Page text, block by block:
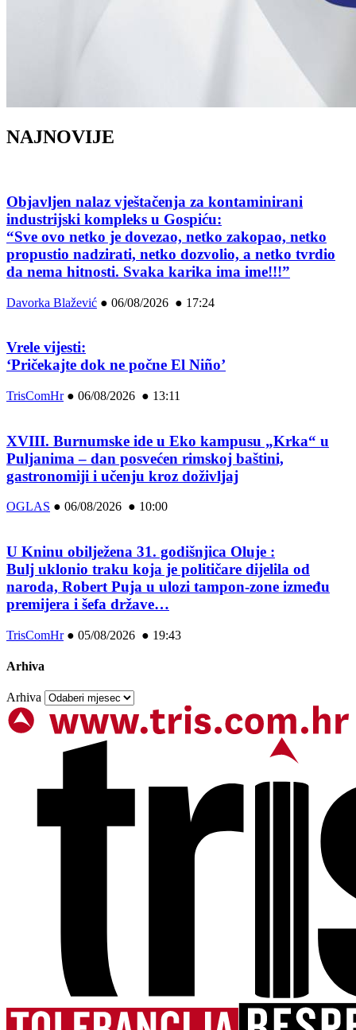
NAJNOVIJE
Objavljen nalaz vještačenja za kontaminirani
industrijski kompleks u Gospiću:
“Sve ovo netko je dovezao, netko zakopao, netko
propustio nadzirati, netko dozvolio, a netko tvrdio
da nema hitnosti. Svaka karika ima ime!!!”
Davorka Blažević ● 06/08/2026 ● 17:24
Vrele vijesti:
‘Pričekajte dok ne počne El Niño’
TrisComHr● 06/08/2026 ● 13:11
XVIII. Burnumske ide u Eko kampusu „Krka“ u
Puljanima – dan posvećen rimskoj baštini,
gastronomiji i učenju kroz doživljaj
OGLAS ● 06/08/2026 ● 10:00
U Kninu obilježena 31. godišnjica Oluje :
Bulj uklonio traku koja je političare dijelila od
naroda, Robert Puja u ulozi tampon-zone između
premijera i šefa države…
TrisComHr● 05/08/2026 ● 19:43
Arhiva
Arhiva